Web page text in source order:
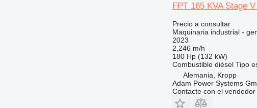
FPT 165 KVA Stage
Precio a consultar
Maquinaria industrial -
2023
2,246 m/h
180 Hp (132 kW)
Combustible diésel Tipo
Alemania, Kropp
Adam Power Systems
Contacte con el vendedor